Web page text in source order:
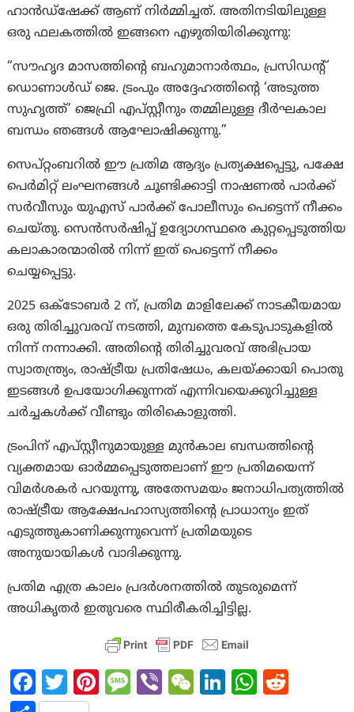
ഹാൻഡ്‌ഷേക്ക് ആണ് നിർമ്മിച്ചത്. അതിനടിയിലുള്ള
ഒരു ഫലകത്തിൽ ഇങ്ങനെ എഴുതിയിരിക്കുന്നു:
“സൗഹൃദ മാസത്തിന്റെ ബഹുമാനാർത്ഥം, പ്രസിഡന്റ്
ഡൊണാൾഡ് ജെ. ട്രംപും അദ്ദേഹത്തിന്റെ ‘അടുത്ത
സുഹൃത്ത്’ ജെഫ്രി എപ്സ്റ്റീനും തമ്മിലുള്ള ദീർഘകാല
ബന്ധം ഞങ്ങൾ ആഘോഷിക്കുന്നു.”
സെപ്റ്റംബറിൽ ഈ പ്രതിമ ആദ്യം പ്രത്യക്ഷപ്പെട്ടു, പക്ഷേ
പെർമിറ്റ് ലംഘനങ്ങൾ ചൂണ്ടിക്കാട്ടി നാഷണൽ പാർക്ക്
സർവീസും യുഎസ് പാർക്ക് പോലീസും പെട്ടെന്ന് നീക്കം
ചെയ്തു. സെൻസർഷിപ്പ് ഉദ്യോഗസ്ഥരെ കുറ്റപ്പെടുത്തിയ
കലാകാരന്മാരിൽ നിന്ന് ഇത് പെട്ടെന്ന് നീക്കം
ചെയ്യപ്പെട്ടു.
2025 ഒക്ടോബർ 2 ന്, പ്രതിമ മാളിലേക്ക് നാടകീയമായ
ഒരു തിരിച്ചുവരവ് നടത്തി, മുമ്പത്തെ കേടുപാടുകളിൽ
നിന്ന് നന്നാക്കി. അതിന്റെ തിരിച്ചുവരവ് അഭിപ്രായ
സ്വാതന്ത്ര്യം, രാഷ്ട്രീയ പ്രതിഷേധം, കലയ്ക്കായി പൊതു
ഇടങ്ങൾ ഉപയോഗിക്കുന്നത് എന്നിവയെക്കുറിച്ചുള്ള
ചർച്ചകൾക്ക് വീണ്ടും തിരികൊളുത്തി.
ട്രംപിന് എപ്സ്റ്റീനുമായുള്ള മുൻകാല ബന്ധത്തിന്റെ
വ്യക്തമായ ഓർമ്മപ്പെടുത്തലാണ് ഈ പ്രതിമയെന്ന്
വിമർശകർ പറയുന്നു, അതേസമയം ജനാധിപത്യത്തിൽ
രാഷ്ട്രീയ ആക്ഷേപഹാസ്യത്തിന്റെ പ്രാധാന്യം ഇത്
എടുത്തുകാണിക്കുന്നുവെന്ന് പ്രതിമയുടെ
അനുയായികൾ വാദിക്കുന്നു.
പ്രതിമ എത്ര കാലം പ്രദർശനത്തിൽ തുടരുമെന്ന്
അധികൃതർ ഇതുവരെ സ്ഥിരീകരിച്ചിട്ടില്ല.
Fa T
Pi M Vi W Li W